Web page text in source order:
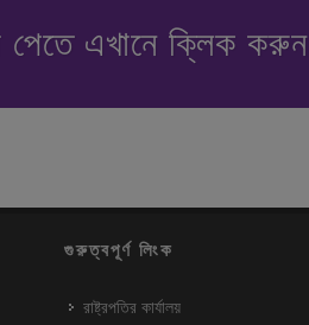
পেতে এখানে ক্লিক করুন
গুরুত্বপূর্ণ লিংক
রাষ্ট্রপতির কার্যালয়